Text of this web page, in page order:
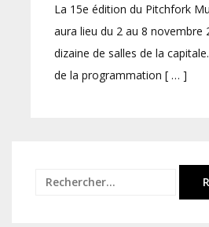
La 15e édition du Pitchfork
aura lieu du 2 au 8 novembre
dizaine de salles de la
de la programmation [ … ]
Rechercher :